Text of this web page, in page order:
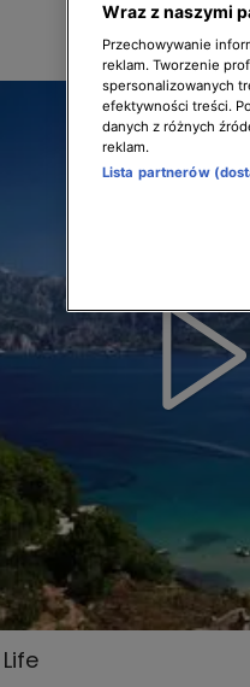
Wraz z naszymi
Przechowywanie
reklam. Tworzenie
spersonalizowanych
efektywności treści.
danych z różnych
reklam.
Lista partnerów